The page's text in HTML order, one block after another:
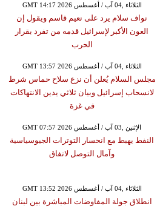
GMT 14:17 2026 الثلاثاء ,04 آب / أغسطس
نواف سلام يرد على نعيم قاسم ويقول إن
العون الأكبر لإسرائيل قدمه من تفرد بقرار
الحرب
GMT 13:57 2026 الثلاثاء ,04 آب / أغسطس
مجلس السلام يُعلن أن نزع سلاح حماس شرط
لانسحاب إسرائيل وبيان ثلاثي يدين الانتهاكات
في غزة
GMT 07:57 2026 الإثنين ,03 آب / أغسطس
النفط يهبط مع انحسار التوترات الجيوسياسية
وآمال التوصل لاتفاق
GMT 13:52 2026 الثلاثاء ,04 آب / أغسطس
انطلاق جولة المفاوضات المباشرة بين لبنان